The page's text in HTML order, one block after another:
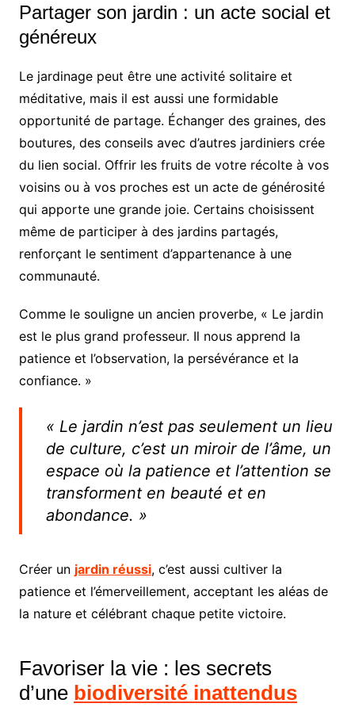
Partager son jardin : un acte social et
généreux
Le jardinage peut être une activité solitaire et
méditative, mais il est aussi une formidable
opportunité de partage. Échanger des graines, des
boutures, des conseils avec d’autres jardiniers crée
du lien social. Offrir les fruits de votre récolte à vos
voisins ou à vos proches est un acte de générosité
qui apporte une grande joie. Certains choisissent
même de participer à des jardins partagés,
renforçant le sentiment d’appartenance à une
communauté.
Comme le souligne un ancien proverbe, « Le jardin
est le plus grand professeur. Il nous apprend la
patience et l’observation, la persévérance et la
confiance. »
« Le jardin n’est pas seulement un lieu
de culture, c’est un miroir de l’âme, un
espace où la patience et l’attention se
transforment en beauté et en
abondance. »
Créer un jardin réussi, c’est aussi cultiver la
patience et l’émerveillement, acceptant les aléas de
la nature et célébrant chaque petite victoire.
Favoriser la vie : les secrets
d’une biodiversité inattendus